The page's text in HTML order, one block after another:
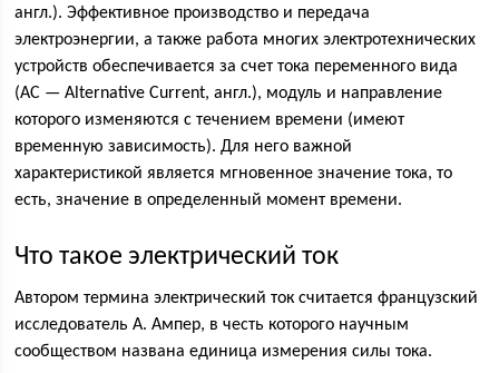
англ.). Эффективное производство и передача
электроэнергии, а также работа многих электротехнических
устройств обеспечивается за счет тока переменного вида
(AC — Alternative Current, англ.), модуль и направление
которого изменяются с течением времени (имеют
временную зависимость). Для него важной
характеристикой является мгновенное значение тока, то
есть, значение в определенный момент времени.
Что такое электрический ток
Автором термина электрический ток считается французский
исследователь А. Ампер, в честь которого научным
сообществом названа единица измерения силы тока.